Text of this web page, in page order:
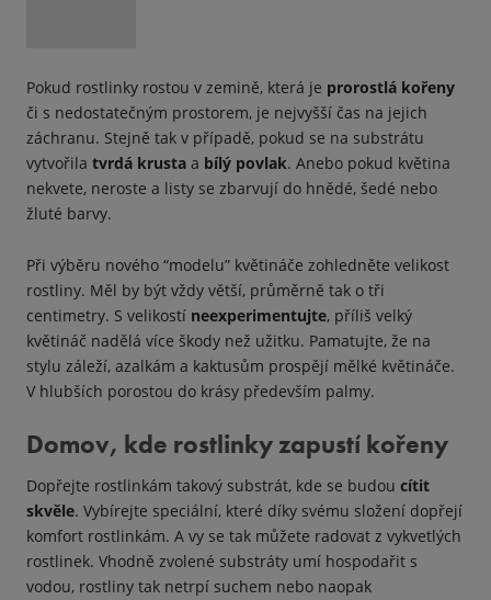
Pokud rostlinky rostou v zemině, která je prorostlá kořeny
či s nedostatečným prostorem, je nejvyšší čas na jejich
záchranu. Stejně tak v případě, pokud se na substrátu
vytvořila tvrdá krusta a bílý povlak. Anebo pokud květina
nekvete, neroste a listy se zbarvují do hnědé, šedé nebo
žluté barvy.
Při výběru nového “modelu” květináče zohledněte velikost
rostliny. Měl by být vždy větší, průměrně tak o tři
centimetry. S velikostí neexperimentujte, příliš velký
květináč nadělá více škody než užitku. Pamatujte, že na
stylu záleží, azalkám a kaktusům prospějí mělké květináče.
V hlubších porostou do krásy především palmy.
Domov, kde rostlinky zapustí kořeny
Dopřejte rostlinkám takový substrát, kde se budou cítit
skvěle. Vybírejte speciální, které díky svému složení dopřejí
komfort rostlinkám. A vy se tak můžete radovat z vykvetlých
rostlinek. Vhodně zvolené substráty umí hospodařit s
vodou, rostliny tak netrpí suchem nebo naopak